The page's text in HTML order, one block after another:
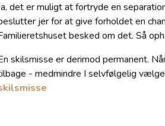
det er muligt at fortryde en
jer for at give forholdet en
besked om det. Så
skilsmisse er derimod permanent.
- medmindre I selvfølgelig